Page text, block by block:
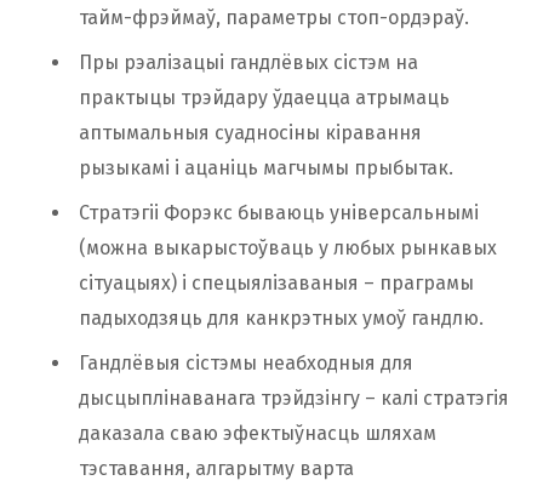
тайм-фрэймаў, параметры стоп-ордэраў.
Пры рэалізацыі гандлёвых сістэм на
практыцы трэйдару ўдаецца атрымаць
аптымальныя суадносіны кіравання
рызыкамі і ацаніць магчымы прыбытак.
Стратэгіі Форэкс бываюць універсальнымі
(можна выкарыстоўваць у любых рынкавых
сітуацыях) і спецыялізаваныя – праграмы
падыходзяць для канкрэтных умоў гандлю.
Гандлёвыя сістэмы неабходныя для
дысцыплінаванага трэйдзінгу – калі стратэгія
даказала сваю эфектыўнасць шляхам
тэставання, алгарытму варта